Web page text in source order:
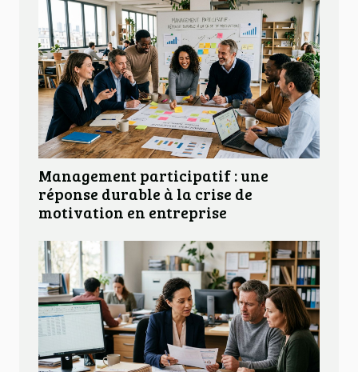
Management participatif : une
réponse durable à la crise de
motivation en entreprise